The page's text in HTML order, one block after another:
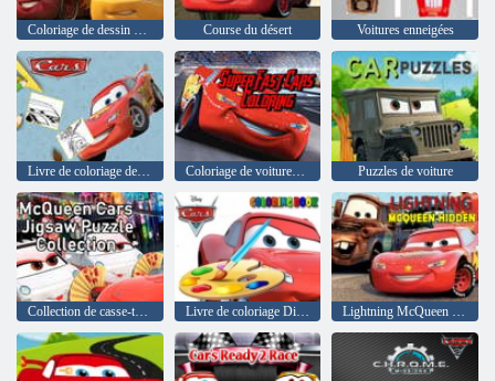
Coloriage de dessin animé de voitures Course du désert Voitures enneigées
Coloriage de voitures super rapides Puzzles de voiture
Collection de casse-tête McQueen Cars Livre de coloriage Disney Cars Lightning McQueen caché